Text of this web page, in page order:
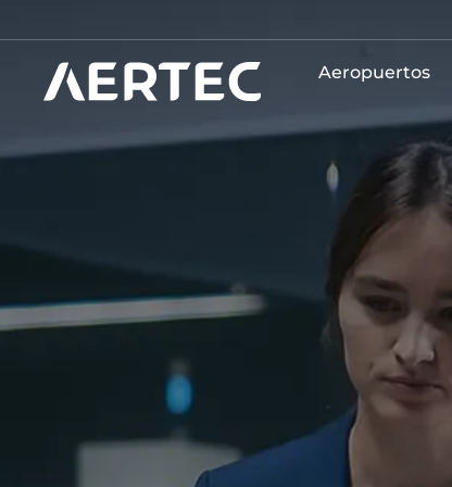
Aeropuertos